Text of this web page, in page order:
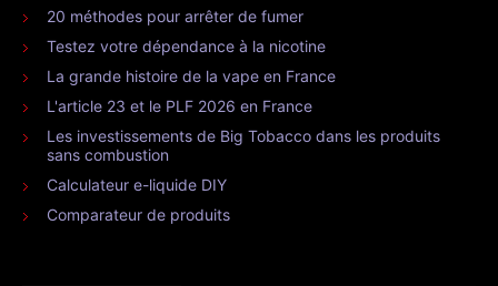
20 méthodes pour arrêter de fumer
Testez votre dépendance à la nicotine
La grande histoire de la vape en France
L'article 23 et le PLF 2026 en France
Les investissements de Big Tobacco dans les produits
sans combustion
Calculateur e-liquide DIY
Comparateur de produits